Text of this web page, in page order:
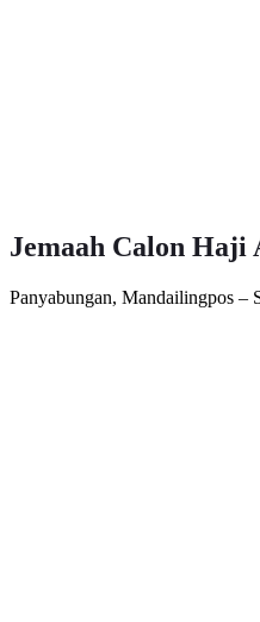
Jemaah Calon Haji
Panyabungan, Mandailingpos